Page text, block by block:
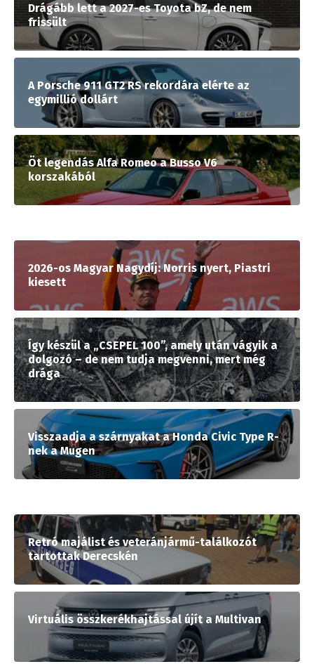
Drágább lett a 2027-es Toyota bZ, de nem
frissült
A Porsche 911 GT2 RS rekordára elérte az
egymillió dollárt
Öt legendás Alfa Romeo a Busso V6
korszakából
2026-os Magyar Nagydíj: Norris nyert, Piastri
kiesett
Így készül a „CSEPEL 100”, amely után vágyik a
dolgozó – de nem tudja megvenni, mert még
drága
Visszaadja a szárnyakat a Honda Civic Type R-
nek a Mugen
Retró majálist és veteránjármű-találkozót
tartottak Derecskén
Virtuális összkerékhajtással újít a Multivan